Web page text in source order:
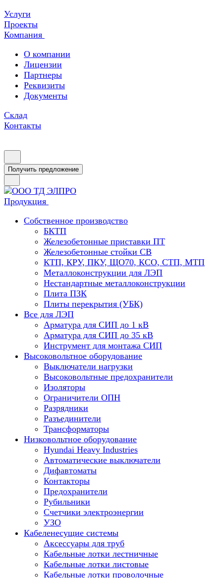
Услуги
Проекты
Компания
О компании
Лицензии
Партнеры
Реквизиты
Документы
Склад
Контакты
Получить предложение
Продукция
Собственное производство
БКТП
Железобетонные приставки ПТ
Железобетонные стойки СВ
КТП, КРУ, ПКУ, ЩО70, КСО, СТП, МТП
Металлоконструкции для ЛЭП
Нестандартные металлоконструкции
Плита ПЗК
Плиты перекрытия (УБК)
Все для ЛЭП
Арматура для СИП до 1 кВ
Арматура для СИП до 35 кВ
Инструмент для монтажа СИП
Высоковольтное оборудование
Выключатели нагрузки
Высоковольтные предохранители
Изоляторы
Ограничители ОПН
Разрядники
Разъединители
Трансформаторы
Низковольтное оборудование
Hyundai Heavy Industries
Автоматические выключатели
Дифавтоматы
Контакторы
Предохранители
Рубильники
Счетчики электроэнергии
УЗО
Кабеленесущие системы
Аксессуары для труб
Кабельные лотки лестничные
Кабельные лотки листовые
Кабельные лотки проволочные